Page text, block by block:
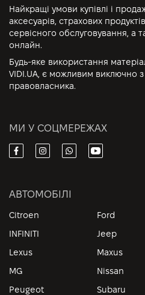
Найкращі умови купівлі і
аксесуарів, страхових
сервісного обслуговування, а
онлайн.
Будь-яке використання
VIDI.UA, є можливим виключно
правовласника.
МИ У СОЦМЕРЕЖАХ
АВТОМОБІЛІ
Citroen Ford
INFINITI
Jeep
Lexus
Maxus
MG
Nissan
Peugeot
Subaru